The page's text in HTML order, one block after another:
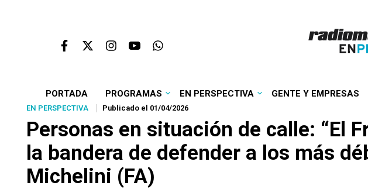
PORTADA PROGRAMAS EN PERSPECTIVA GENTE Y EMPRESAS
EN PERSPECTIVA Publicado el 01/04/2026
Personas en situación de calle: “El
la bandera de defender a los más
Michelini (FA)